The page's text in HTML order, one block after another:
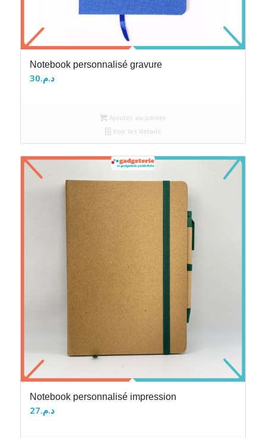
Notebook personnalisé gravure
د.م.30
Ajouter au panier
Voir les détails
Notebook personnalisé impression
د.م.27